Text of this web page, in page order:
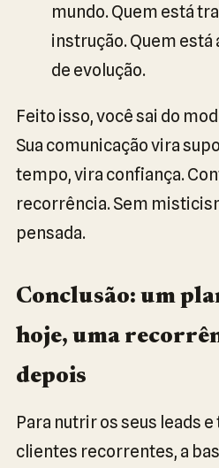
mundo. Quem está
instrução. Quem está
de evolução.
Feito isso, você sai do
Sua comunicação vira
tempo, vira confiança.
recorrência. Sem
pensada.
Conclusão: um
hoje, uma
depois
Para nutrir os seus leads
clientes recorrentes, a